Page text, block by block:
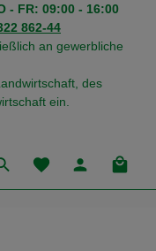
- FR: 09:00 - 16:00
862-44
an gewerbliche
des
ein.
Du hast 0